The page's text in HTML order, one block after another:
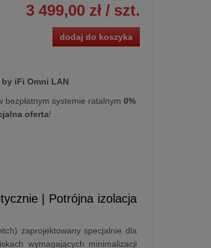
3 499,00 zł/ szt.
dodaj do koszyka
iFi Omni LAN
systemie ratalnym 0%
oferta!
| Potrójna izolacja
zaprojektowany specjalnie dla
wymagających minimalizacji